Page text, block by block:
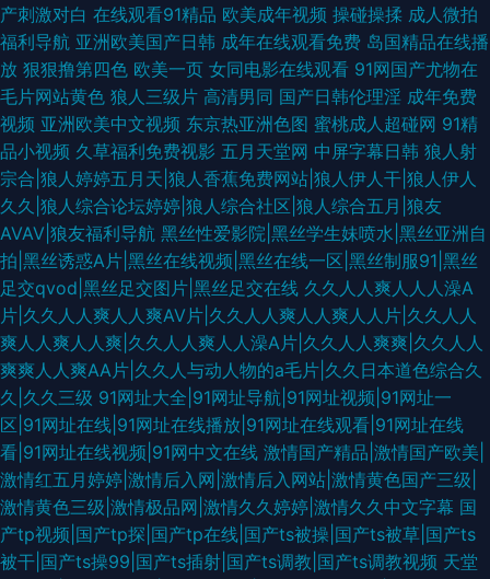
产刺激对白 在线观看91精品 欧美成年视频 操碰操揉 成人微拍
福利导航 亚洲欧美国产日韩 成年在线观看免费 岛国精品在线播
放 狠狠撸第四色 欧美一页 女同电影在线观看 91网国产尤物在
毛片网站黄色 狼人三级片 高清男同 国产日韩伦理淫 成年免费
视频 亚洲欧美中文视频 东京热亚洲色图 蜜桃成人超碰网 91精
品小视频 久草福利免费视影 五月天堂网 中屏字幕日韩 狼人射
宗合|狼人婷婷五月天|狼人香蕉免费网站|狼人伊人干|狼人伊人
久久|狼人综合论坛婷婷|狼人综合社区|狼人综合五月|狼友
AVAV|狼友福利导航 黑丝性爱影院|黑丝学生妹喷水|黑丝亚洲自
拍|黑丝诱惑A片|黑丝在线视频|黑丝在线一区|黑丝制服91|黑丝
足交qvod|黑丝足交图片|黑丝足交在线 久久人人爽人人人澡A
片|久久人人爽人人爽AV片|久久人人爽人人爽人人片|久久人人
爽人人爽人人爽|久久人人爽人人澡A片|久久人人爽爽|久久人人
爽爽人人爽AA片|久久人与动人物的a毛片|久久日本道色综合久
久|久久三级 91网址大全|91网址导航|91网址视频|91网址一
区|91网址在线|91网址在线播放|91网址在线观看|91网址在线
看|91网址在线视频|91网中文在线 激情国产精品|激情国产欧美|
激情红五月婷婷|激情后入网|激情后入网站|激情黄色国产三级|
激情黄色三级|激情极品网|激情久久婷婷|激情久久中文字幕 国
产tp视频|国产tp探|国产tp在线|国产ts被操|国产ts被草|国产ts
被干|国产ts操99|国产ts插射|国产ts调教|国产ts调教视频 天堂